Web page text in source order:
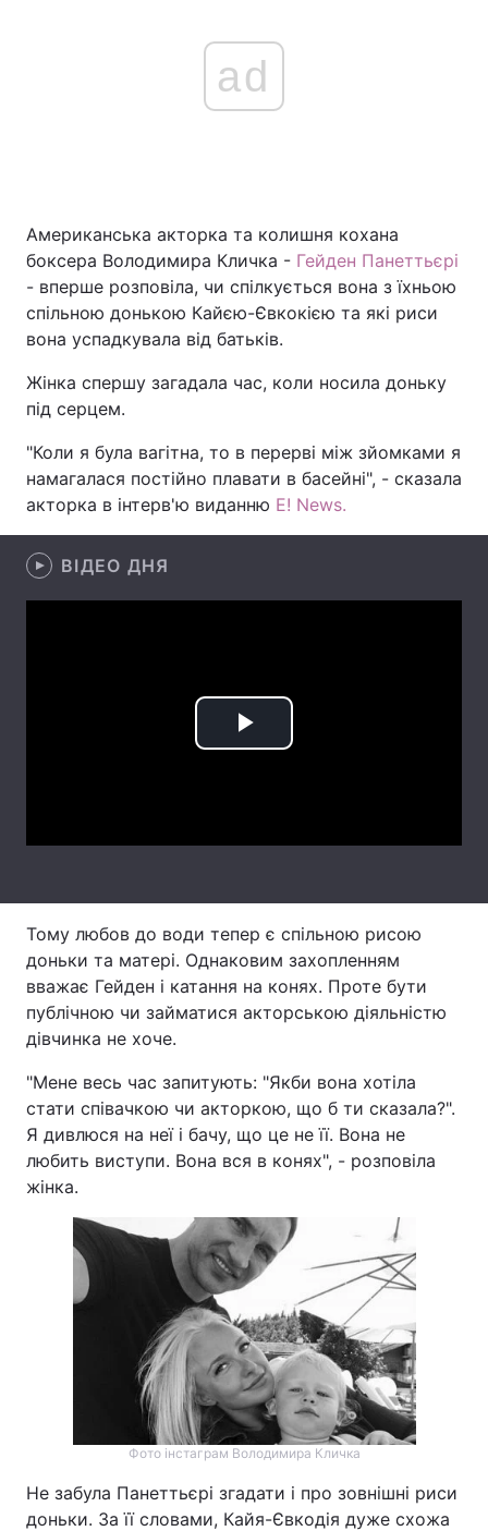
Головна Війна
Україна Політика
Спорт
Техно і зв'язок Лайт
Зброя Інциденти
Здоров'я
Цікавинки Погода
Контакти
Послуги
Тема оформлення
ad
Американська акторка та колишня кохана
боксера Володимира Кличка - Гейден Панеттьєрі
- вперше розповіла, чи спілкується вона з їхньою
спільною донькою Кайєю-Євкокією та які риси
вона успадкувала від батьків.
Жінка спершу загадала час, коли носила доньку
під серцем.
"Коли я була вагітна, то в перерві між зйомками я
намагалася постійно плавати в басейні", - сказала
акторка в інтерв'ю виданню E! News.
ВІДЕО ДНЯ
Play
Тому любов до води тепер є спільною рисою
доньки та матері. Однаковим захопленням
вважає Гейден і катання на конях. Проте бути
публічною чи займатися акторською діяльністю
дівчинка не хоче.
"Мене весь час запитують: "Якби вона хотіла
стати співачкою чи акторкою, що б ти сказала?".
Я дивлюся на неї і бачу, що це не її. Вона не
любить виступи. Вона вся в конях", - розповіла
жінка.
Фото інстаграм Володимира Кличка
Не забула Панеттьєрі згадати і про зовнішні риси
доньки. За її словами, Кайя-Євкодія дуже схожа